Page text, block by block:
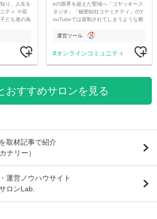
り、人生を
ニティ ※収
ども達の為
eの限界を超えた聖域へ「コヤッキース
タジオ」「秘密結社コヤミナティ」のY
ouTubeでは規制されてしまうような都
公開。
運営ツール
オンラインコミュニティ
おすすめサロンを見る
取材記事で紹介
ナリー）
運営ノウハウサイト
ロンLab.